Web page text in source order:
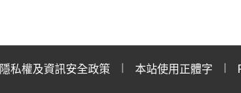
隱私權及資訊安全政策 本站使用正體字